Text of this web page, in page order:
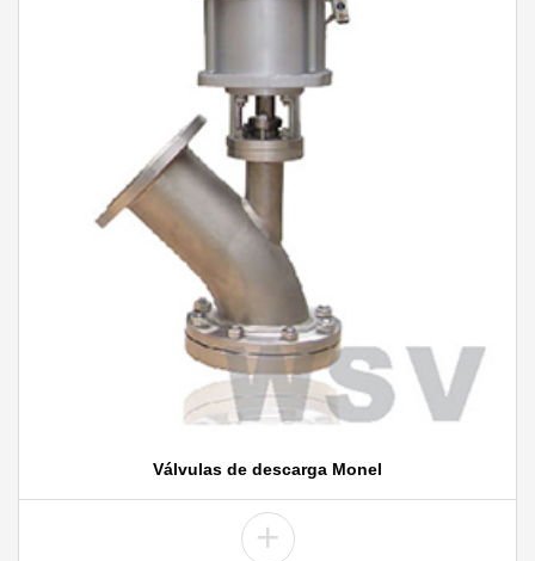
Válvulas de descarga Monel
+